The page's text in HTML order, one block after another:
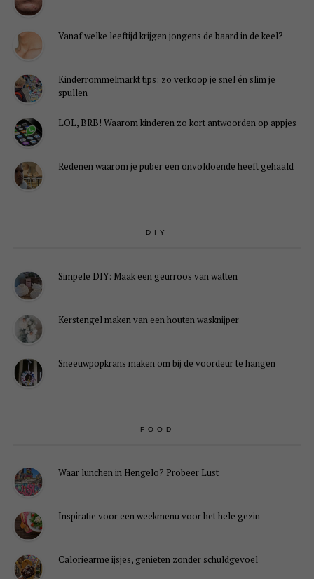
Vanaf welke leeftijd krijgen jongens de baard in de keel?
Kinderrommelmarkt tips: zo verkoop je snel én slim je
spullen
LOL, BRB! Waarom kinderen zo kort antwoorden op appjes
Redenen waarom je puber een onvoldoende heeft gehaald
DIY
Simpele DIY: Maak een geurroos van watten
Kerstengel maken van een houten wasknijper
Sneeuwpopkrans maken om bij de voordeur te hangen
FOOD
Waar lunchen in Hengelo? Probeer Lust
Inspiratie voor een weekmenu voor het hele gezin
Caloriearme ijsjes, genieten zonder schuldgevoel